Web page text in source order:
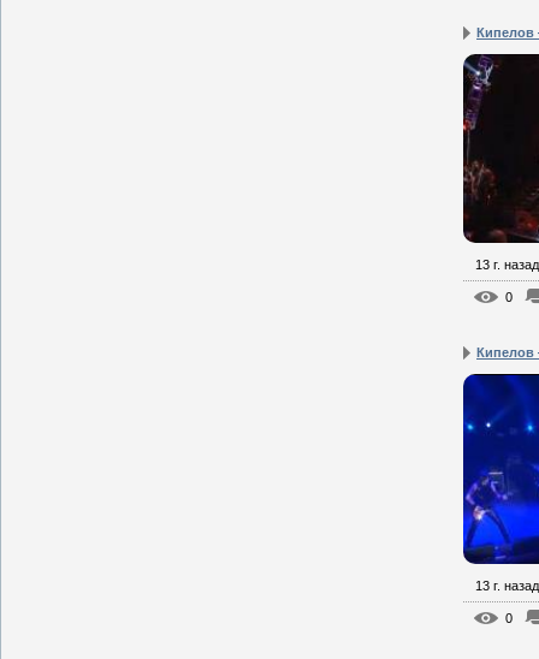
Кипелов
13 г. назад
0
13 г. назад
0